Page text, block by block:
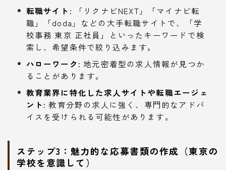
転職サイト: 「リクナビNEXT」「マイナビ転
職」「doda」などの大手転職サイトで、「学
校事務 東京 正社員」といったキーワードで検
索し、希望条件で絞り込みます。
ハローワーク: 地元密着型の求人情報が見つか
ることがあります。
教育業界に特化した求人サイトや転職エージェ
ント: 教育分野の求人に強く、専門的なアドバ
イスを受けられる可能性があります。
ステップ3：魅力的な応募書類の作成（東京の
学校を意識して）